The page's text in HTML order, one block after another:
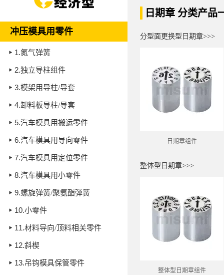
冲压模具用零件
1.氮气弹簧
2.独立导柱组件
3.模架用导柱/导套
4.卸料板导柱/导套
5.汽车模具用搬运零件
6.汽车模具用导向零件
7.汽车模具用定位零件
8.汽车模具用小零件
9.螺旋弹簧/聚氨酯弹簧
10.小零件
11.材料导向/顶料相关零件
12.斜楔
13.吊钩模具保管零件
日期章 分类产品
分型面更换型日期章>>>
日期章组件
整体型日期章>>>
整体型日期章组件